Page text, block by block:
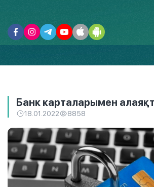
Банк карталарымен
18.01.2022 8858